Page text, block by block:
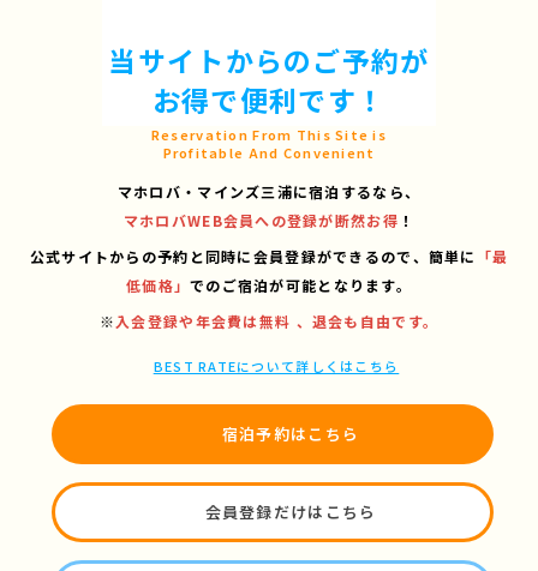
当サイトからのご予約が
お得で便利です！
Reservation From This Site is
Profitable And Convenient
マホロバ・マインズ三浦に宿泊するなら、
マホロバWEB会員への登録が断然お得 ！
公式サイトからの予約と同時に会員登録ができるので、 簡単に 「最
低価格」でのご宿泊が可能となります。
※ 入会登録や年会費は無料 、退会も自由です。
BEST RATEについて詳しくはこちら
宿泊予約はこちら
会員登録だけはこちら